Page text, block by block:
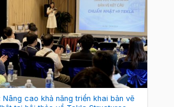
Nâng cao khả năng triển khai bản vẽ